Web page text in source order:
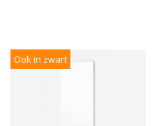
Ook in zwart